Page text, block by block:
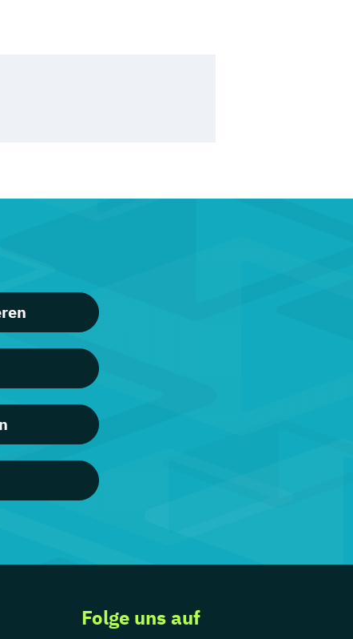
Folge uns auf